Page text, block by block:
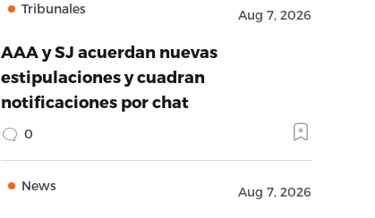
Tribunales Aug 7, 2026
AAA y SJ acuerdan nuevas
estipulaciones y cuadran
notificaciones por chat
0
News Aug 7, 2026